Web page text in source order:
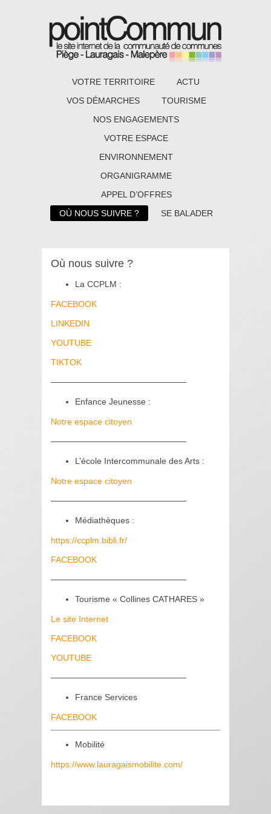
VOTRE TERRITOIRE
ACTU
VOS DÉMARCHES
TOURISME
NOS ENGAGEMENTS
VOTRE ESPACE
ENVIRONNEMENT
ORGANIGRAMME
APPEL D’OFFRES
OÙ NOUS SUIVRE ?
SE BALADER
Où nous suivre ?
La CCPLM :
FACEBOOK
LINKEDIN
YOUTUBE
TIKTOK
————————————————
Enfance Jeunesse :
Notre espace citoyen
————————————————
L’école Intercommunale des Arts :
Notre espace citoyen
————————————————
Médiathèques :
https://ccplm.bibli.fr/
FACEBOOK
————————————————
Tourisme « Collines CATHARES »
Le site Internet
FACEBOOK
YOUTUBE
————————————————
France Services
FACEBOOK
Mobilité
https://www.lauragaismobilite.com/